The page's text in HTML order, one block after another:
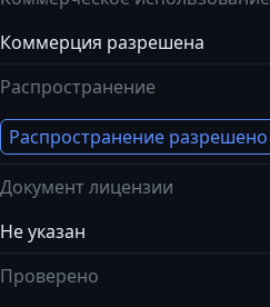
Коммерция разрешена
Распространение
Распространение разрешено
Документ лицензии
Не указан
Проверено